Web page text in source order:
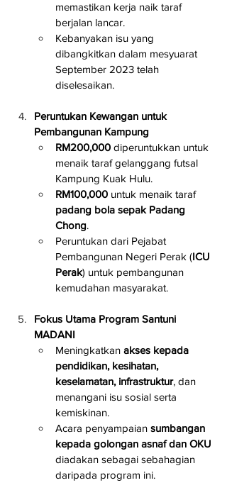
memastikan kerja naik taraf
berjalan lancar.
Kebanyakan isu yang
dibangkitkan dalam mesyuarat
September 2023 telah
diselesaikan.
Peruntukan Kewangan untuk
Pembangunan Kampung
RM200,000 diperuntukkan untuk
menaik taraf gelanggang futsal
Kampung Kuak Hulu.
RM100,000 untuk menaik taraf
padang bola sepak Padang
Chong.
Peruntukan dari Pejabat
Pembangunan Negeri Perak (ICU
Perak) untuk pembangunan
kemudahan masyarakat.
Fokus Utama Program Santuni
MADANI
Meningkatkan akses kepada
pendidikan, kesihatan,
keselamatan, infrastruktur, dan
menangani isu sosial serta
kemiskinan.
Acara penyampaian sumbangan
kepada golongan asnaf dan OKU
diadakan sebagai sebahagian
daripada program ini.